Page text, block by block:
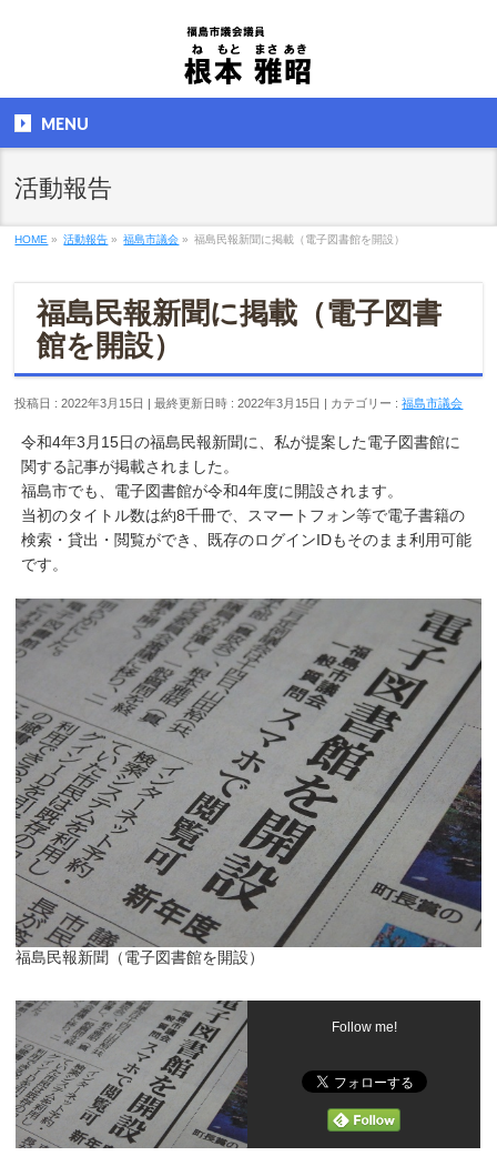
MENU
活動報告
HOME » 活動報告 » 福島市議会 » 福島民報新聞に掲載（電子図書館を開設）
福島民報新聞に掲載（電子図書
館を開設）
投稿日 : 2022年3月15日 最終更新日時 : 2022年3月15日 カテゴリー :福島市議会
令和4年3月15日の福島民報新聞に、私が提案した電子図書館に
関する記事が掲載されました。
福島市でも、電子図書館が令和4年度に開設されます。
当初のタイトル数は約8千冊で、スマートフォン等で電子書籍の
検索・貸出・閲覧ができ、既存のログインIDもそのまま利用可能
です。
福島民報新聞（電子図書館を開設）
Follow me!